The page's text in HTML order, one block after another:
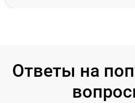
Ответы на